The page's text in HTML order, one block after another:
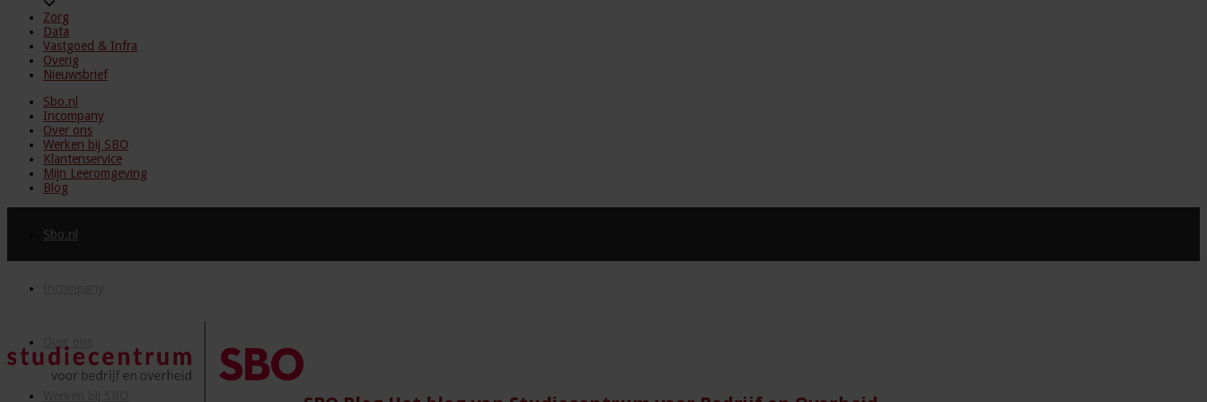
Zorg
Data
Vastgoed & Infra
Overig
Nieuwsbrief
Sbo.nl
Incompany
Over ons
Werken bij SBO
Klantenservice
Mijn Leeromgeving
Blog
Sbo.nl